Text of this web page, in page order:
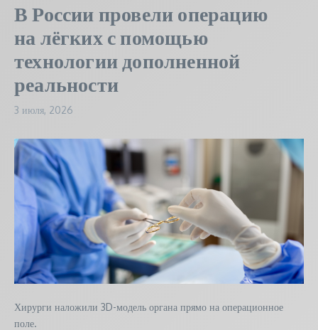
В России провели операцию
на лёгких с помощью
технологии дополненной
реальности
3 июля, 2026
Хирурги наложили 3D-модель органа прямо на операционное
поле.